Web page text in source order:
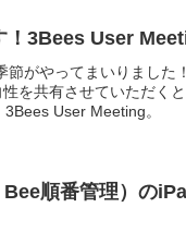
！3Bees User
がやってまいりました
を共有させていただく
User Meeting。
順番管理）の